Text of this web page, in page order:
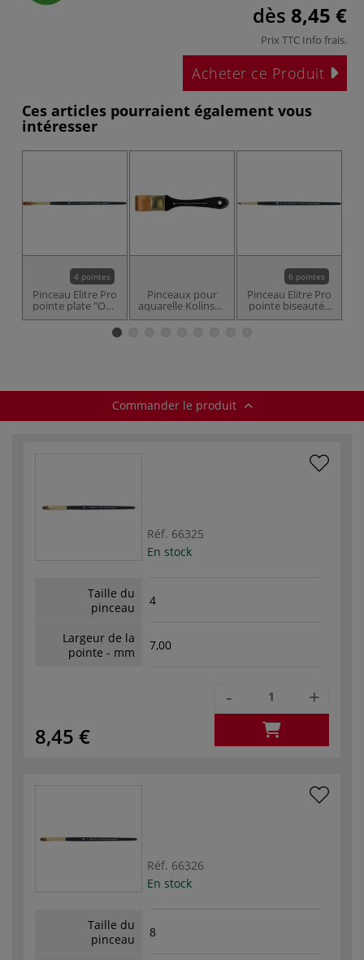
dès 8,45 €
Prix TTC Info frais.
Acheter ce Produit
Ces articles pourraient également vous
intéresser
4 pointes
Pinceau Elitre Pro
pointe plate "One
stroke" série
Pinceaux pour
aquarelle Kolinsky
Elite Pro série
6 pointes
Pinceau Elitre Pro
pointe biseautée
série R96160
Commander le produit
Réf. 66325
En stock
Taille du
pinceau
4
Largeur de la
pointe - mm
7,00
8,45 €
- +
Réf. 66326
En stock
Taille du
pinceau
8